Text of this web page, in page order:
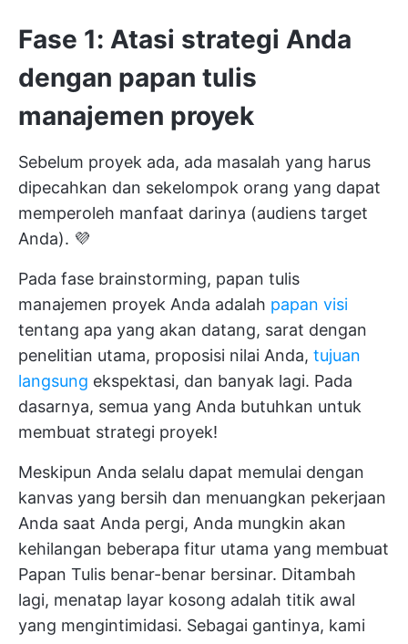
Fase 1: Atasi strategi Anda
dengan papan tulis
manajemen proyek
Sebelum proyek ada, ada masalah yang harus
dipecahkan dan sekelompok orang yang dapat
memperoleh manfaat darinya (audiens target
Anda). 💜
Pada fase brainstorming, papan tulis
manajemen proyek Anda adalah papan visi
tentang apa yang akan datang, sarat dengan
penelitian utama, proposisi nilai Anda, tujuan
langsung ekspektasi, dan banyak lagi. Pada
dasarnya, semua yang Anda butuhkan untuk
membuat strategi proyek!
Meskipun Anda selalu dapat memulai dengan
kanvas yang bersih dan menuangkan pekerjaan
Anda saat Anda pergi, Anda mungkin akan
kehilangan beberapa fitur utama yang membuat
Papan Tulis benar-benar bersinar. Ditambah
lagi, menatap layar kosong adalah titik awal
yang mengintimidasi. Sebagai gantinya, kami